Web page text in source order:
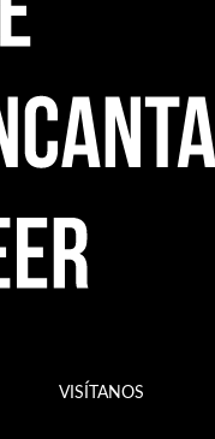
VISÍTANOS